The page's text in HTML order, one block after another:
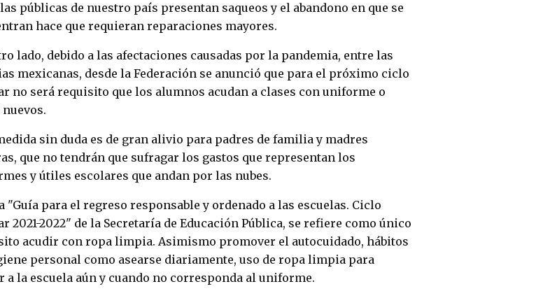
públicas de nuestro país presentan saqueos y el abandono en que se
hace que requieran reparaciones mayores.
lado, debido a las afectaciones causadas por la pandemia, entre las
mexicanas, desde la Federación se anunció que para el próximo ciclo
no será requisito que los alumnos acudan a clases con uniforme o
sin duda es de gran alivio para padres de familia y madres
que no tendrán que sufragar los gastos que representan los
y útiles escolares que andan por las nubes.
"Guía para el regreso responsable y ordenado a las escuelas. Ciclo
2021-2022" de la Secretaría de Educación Pública, se refiere como único
acudir con ropa limpia. Asimismo promover el autocuidado, hábitos
personal como asearse diariamente, uso de ropa limpia para
a la escuela aún y cuando no corresponda al uniforme.